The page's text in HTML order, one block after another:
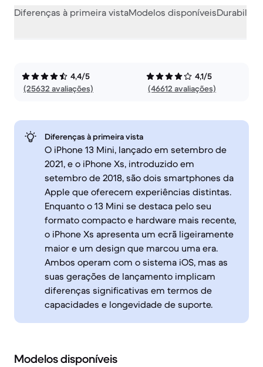
Diferenças à primeira vistaModelos disponíveis
4,4/5
(25632 avaliações)
4,1/5
(46612 avaliações)
Diferenças à primeira vista
O iPhone 13 Mini, lançado em setembro de
2021, e o iPhone Xs, introduzido em
setembro de 2018, são dois smartphones da
Apple que oferecem experiências distintas.
Enquanto o 13 Mini se destaca pelo seu
formato compacto e hardware mais recente,
o iPhone Xs apresenta um ecrã ligeiramente
maior e um design que marcou uma era.
Ambos operam com o sistema iOS, mas as
suas gerações de lançamento implicam
diferenças significativas em termos de
capacidades e longevidade de suporte.
Modelos disponíveis